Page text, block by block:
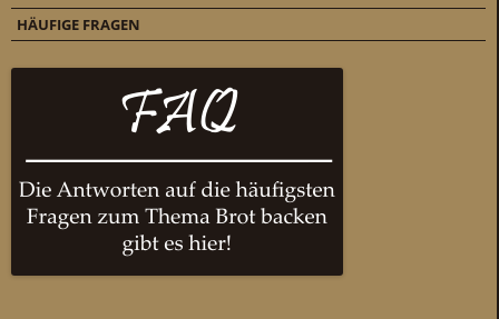
HÄUFIGE FRAGEN